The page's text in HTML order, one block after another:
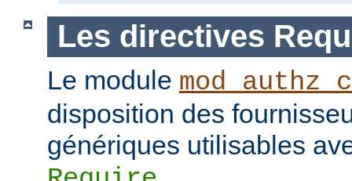
Les directives
Le module
disposition des
génériques utilisables